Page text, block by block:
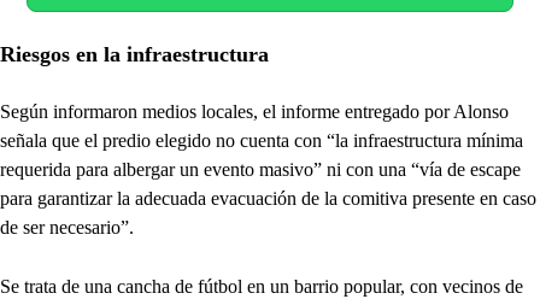
Riesgos en la infraestructura
Según informaron medios locales, el informe entregado por Alonso
señala que el predio elegido no cuenta con “la infraestructura mínima
requerida para albergar un evento masivo” ni con una “vía de escape
para garantizar la adecuada evacuación de la comitiva presente en caso
de ser necesario”.
Se trata de una cancha de fútbol en un barrio popular, con vecinos de